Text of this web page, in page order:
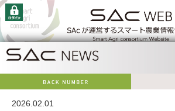
2026.02.01